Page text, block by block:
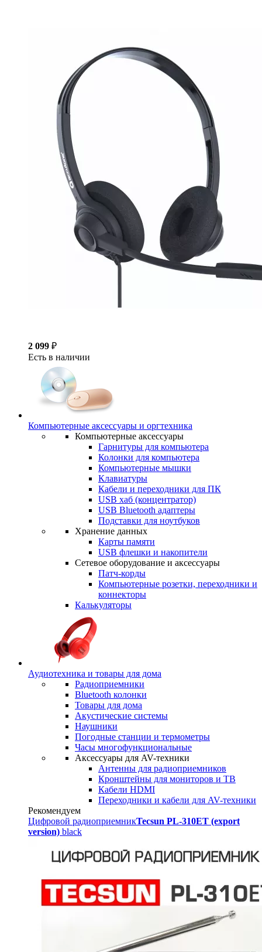
2 099 ₽
Есть в наличии
Компьютерные аксессуары и оргтехника
Компьютерные аксессуары
Гарнитуры для компьютера
Колонки для компьютера
Компьютерные мышки
Клавиатуры
Кабели и переходники для ПК
USB хаб (концентратор)
USB Bluetooth адаптеры
Подставки для ноутбуков
Хранение данных
Карты памяти
USB флешки и накопители
Сетевое оборудование и аксессуары
Патч-корды
Компьютерные розетки, переходники и
коннекторы
Калькуляторы
Аудиотехника и товары для дома
Радиоприемники
Bluetooth колонки
Товары для дома
Акустические системы
Наушники
Погодные станции и термометры
Часы многофункциональные
Аксессуары для AV-техники
Антенны для радиоприемников
Кронштейны для мониторов и ТВ
Кабели HDMI
Переходники и кабели для AV-техники
Рекомендуем
Цифровой радиоприемникTecsun PL-310ET (export
version) black